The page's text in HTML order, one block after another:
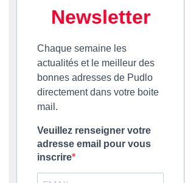
Newsletter
Chaque semaine les
actualités et le meilleur des
bonnes adresses de Pudlo
directement dans votre boite
mail.
Veuillez renseigner votre
adresse email pour vous
inscrire